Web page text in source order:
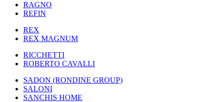
RAGNO
REFIN
REX
REX MAGNUM
RICCHETTI
ROBERTO CAVALLI
SADON (RONDINE GROUP)
SALONI
SANCHIS HOME